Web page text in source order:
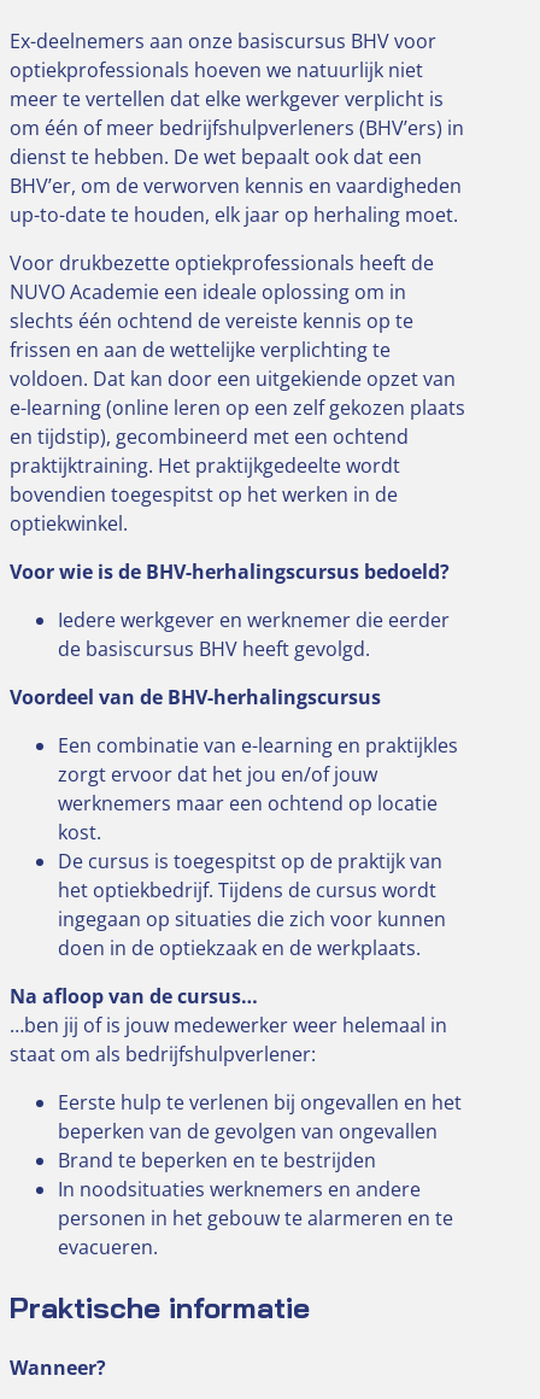
Ex-deelnemers aan onze basiscursus BHV voor
optiekprofessionals hoeven we natuurlijk niet
meer te vertellen dat elke werkgever verplicht is
om één of meer bedrijfshulpverleners (BHV’ers) in
dienst te hebben. De wet bepaalt ook dat een
BHV’er, om de verworven kennis en vaardigheden
up-to-date te houden, elk jaar op herhaling moet.
Voor drukbezette optiekprofessionals heeft de
NUVO Academie een ideale oplossing om in
slechts één ochtend de vereiste kennis op te
frissen en aan de wettelijke verplichting te
voldoen. Dat kan door een uitgekiende opzet van
e-learning (online leren op een zelf gekozen plaats
en tijdstip), gecombineerd met een ochtend
praktijktraining. Het praktijkgedeelte wordt
bovendien toegespitst op het werken in de
optiekwinkel.
Voor wie is de BHV-herhalingscursus bedoeld?
Iedere werkgever en werknemer die eerder
de basiscursus BHV heeft gevolgd.
Voordeel van de BHV-herhalingscursus
Een combinatie van e-learning en praktijkles
zorgt ervoor dat het jou en/of jouw
werknemers maar een ochtend op locatie
kost.
De cursus is toegespitst op de praktijk van
het optiekbedrijf. Tijdens de cursus wordt
ingegaan op situaties die zich voor kunnen
doen in de optiekzaak en de werkplaats.
Na afloop van de cursus…
…ben jij of is jouw medewerker weer helemaal in
staat om als bedrijfshulpverlener:
Eerste hulp te verlenen bij ongevallen en het
beperken van de gevolgen van ongevallen
Brand te beperken en te bestrijden
In noodsituaties werknemers en andere
personen in het gebouw te alarmeren en te
evacueren.
Praktische informatie
Wanneer?